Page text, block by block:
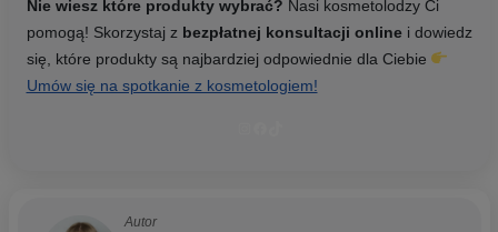
Nie wiesz które produkty wybrać? Nasi kosmetolodzy Ci
pomogą! Skorzystaj z bezpłatnej konsultacji onlinei dowiedz
się, które produkty są najbardziej odpowiednie dla Ciebie
Umów się na spotkanie z kosmetologiem!
Autor